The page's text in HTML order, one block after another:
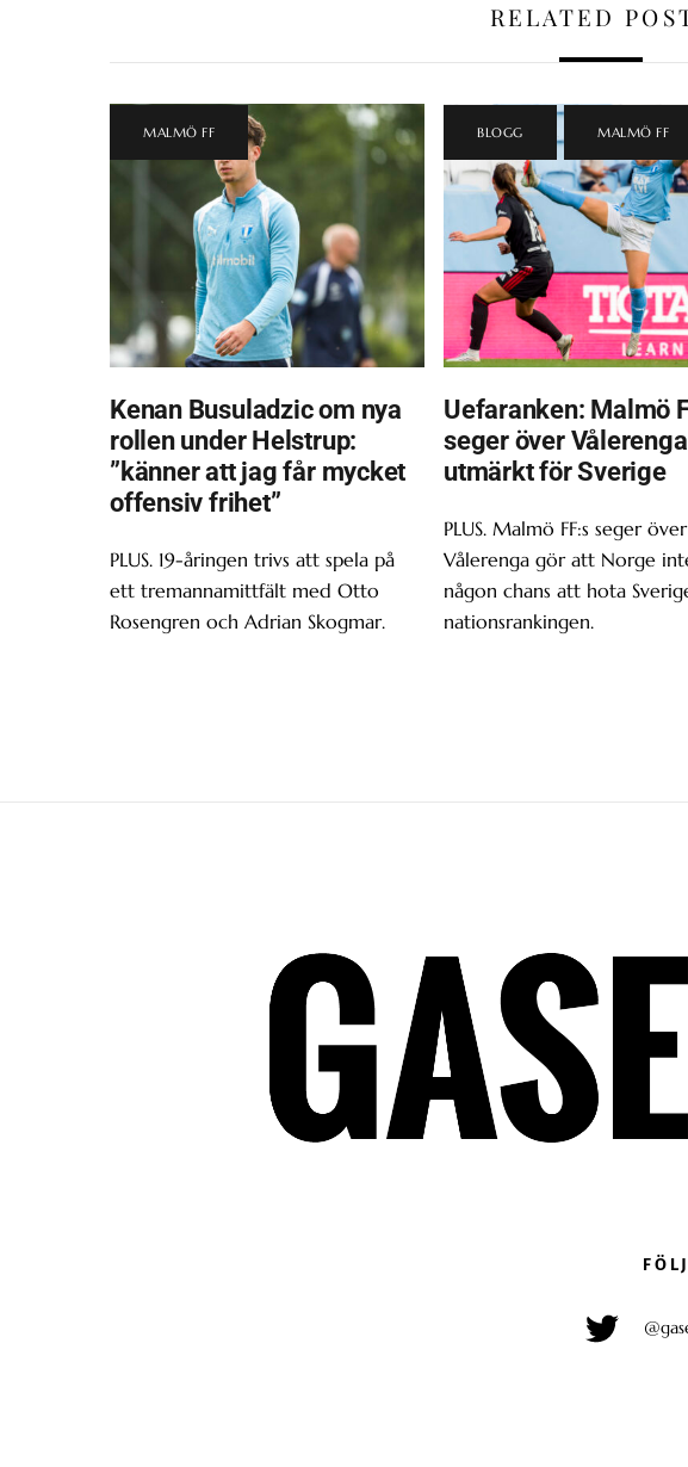
RELATED
MALMÖ FF
Kenan Busuladzic om nya
rollen under Helstrup:
”känner att jag får mycket
offensiv frihet”
PLUS. 19-åringen trivs att spela på
ett tremannamittfält med Otto
Rosengren och Adrian Skogmar.
BLOGG MALMÖ FF
Uefaranken: Malmö
seger över Vålerenga
utmärkt för Sverige
PLUS. Malmö FF:s seger över
Vålerenga gör att Norge
någon chans att hota
nationsrankingen.